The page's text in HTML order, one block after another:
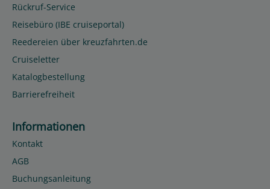
Rückruf-Service
Reisebüro (IBE cruiseportal)
Reedereien über kreuzfahrten.de
Cruiseletter
Katalogbestellung
Barrierefreiheit
Informationen
Kontakt
AGB
Buchungsanleitung